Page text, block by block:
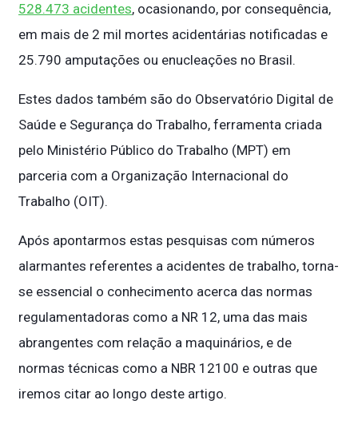
528.473 acidentes, ocasionando, por consequência,
em mais de 2 mil mortes acidentárias notificadas e
25.790 amputações ou enucleações no Brasil.
Estes dados também são do Observatório Digital de
Saúde e Segurança do Trabalho, ferramenta criada
pelo Ministério Público do Trabalho (MPT) em
parceria com a Organização Internacional do
Trabalho (OIT).
Após apontarmos estas pesquisas com números
alarmantes referentes a acidentes de trabalho, torna-
se essencial o conhecimento acerca das normas
regulamentadoras como a NR 12, uma das mais
abrangentes com relação a maquinários, e de
normas técnicas como a NBR 12100 e outras que
iremos citar ao longo deste artigo.